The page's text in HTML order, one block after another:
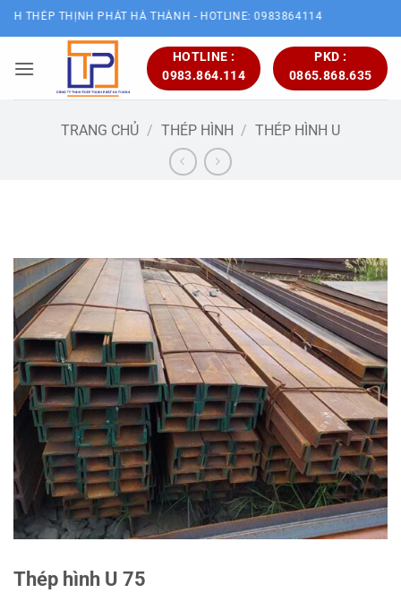
Bỏ
qua
dung
THỊNH PHÁT HÀ THÀNH - HOTLINE: 0983864114
HOTLINE :
0983.864.114
PKD :
0865.868.635
TRANG CHỦ / THÉP HÌNH / THÉP HÌNH U
Thép hình U 75